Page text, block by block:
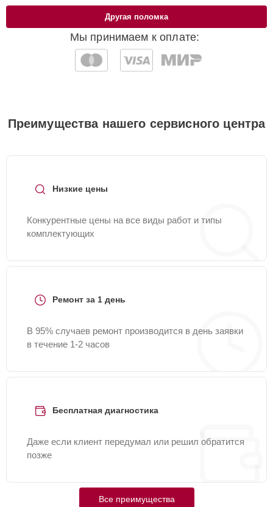
Мы принимаем к оплате:
Другая поломка
Преимущества нашего сервисного центра
Низкие цены
Конкурентные цены на все виды работ и типы
комплектующих
Ремонт за 1 день
В 95% случаев ремонт производится в день заявки
в течение 1-2 часов
Бесплатная диагностика
Даже если клиент передумал или решил обратится
позже
Все преимущества